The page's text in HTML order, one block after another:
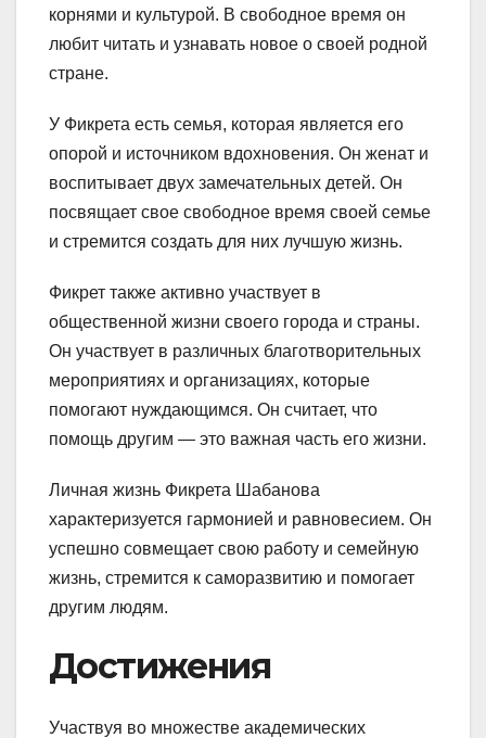
корнями и культурой. В свободное время он
любит читать и узнавать новое о своей родной
стране.
У Фикрета есть семья, которая является его
опорой и источником вдохновения. Он женат и
воспитывает двух замечательных детей. Он
посвящает свое свободное время своей семье
и стремится создать для них лучшую жизнь.
Фикрет также активно участвует в
общественной жизни своего города и страны.
Он участвует в различных благотворительных
мероприятиях и организациях, которые
помогают нуждающимся. Он считает, что
помощь другим — это важная часть его жизни.
Личная жизнь Фикрета Шабанова
характеризуется гармонией и равновесием. Он
успешно совмещает свою работу и семейную
жизнь, стремится к саморазвитию и помогает
другим людям.
Достижения
Участвуя во множестве академических